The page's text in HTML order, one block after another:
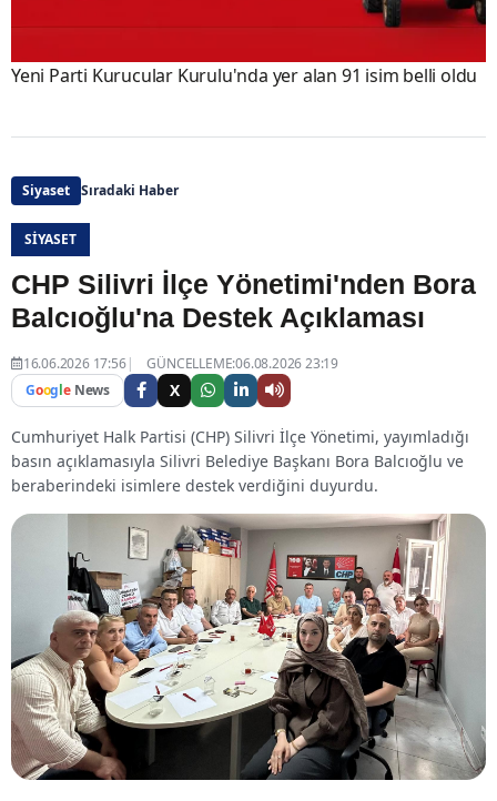
Yeni Parti Kurucular Kurulu'nda yer alan 91 isim belli oldu
Siyaset Sıradaki Haber
SIYASET
CHP Silivri İlçe Yönetimi'nden Bora
Balcıoğlu'na Destek Açıklaması
16.06.2026 17:56
GÜNCELLEME:06.08.2026 23:19
Google News X
Cumhuriyet Halk Partisi (CHP) Silivri İlçe Yönetimi, yayımladığı
basın açıklamasıyla Silivri Belediye Başkanı Bora Balcıoğlu ve
beraberindeki isimlere destek verdiğini duyurdu.